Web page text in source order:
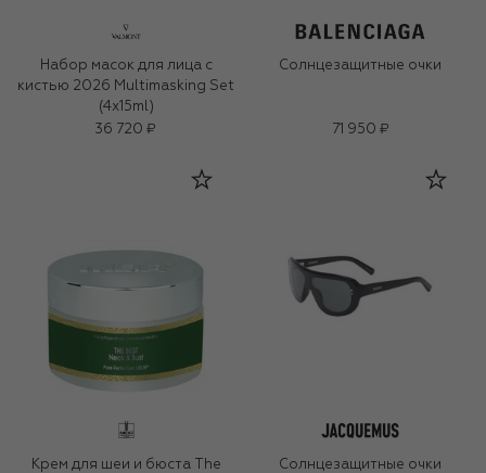
Набор масок для лица с
кистью 2026 Multimasking Set
(4x15ml)
36 720 ₽
Солнцезащитные очки
71 950 ₽
Крем для шеи и бюста The Солнцезащитные очки